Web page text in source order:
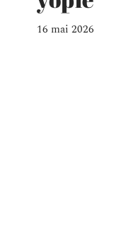
16 mai 2026